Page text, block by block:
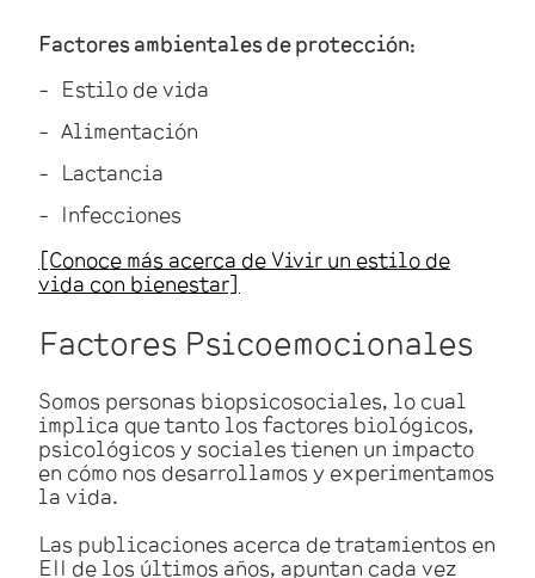
Factores ambientales de protección:
Estilo de vida
Alimentación
Lactancia
Infecciones
[Conoce más acerca de Vivir un estilo de
vida con bienestar]
Factores Psicoemocionales
Somos personas biopsicosociales, lo cual
implica que tanto los factores biológicos,
psicológicos y sociales tienen un impacto
en cómo nos desarrollamos y experimentamos
la vida.
Las publicaciones acerca de tratamientos en
EII de los últimos años, apuntan cada vez